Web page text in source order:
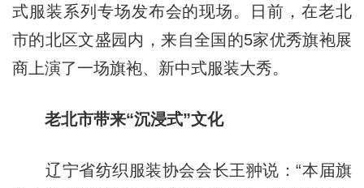
式服装系列专场发布会的现场。日前，在老北
市的北区文盛园内，来自全国的5家优秀旗袍展
商上演了一场旗袍、新中式服装大秀。
老北市带来“沉浸式”文化
辽宁省纺织服装协会会长王翀说：“本届旗